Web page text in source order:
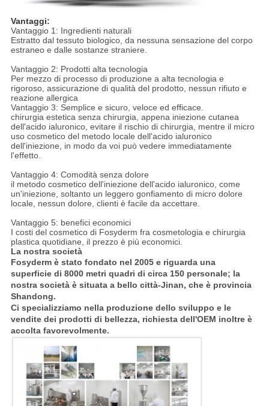
Vantaggi:
Vantaggio 1: Ingredienti naturali
Estratto dal tessuto biologico, da nessuna sensazione del corpo
estraneo e dalle sostanze straniere.
Vantaggio 2: Prodotti alta tecnologia
Per mezzo di processo di produzione a alta tecnologia e
rigoroso, assicurazione di qualità del prodotto, nessun rifiuto e
reazione allergica
Vantaggio 3: Semplice e sicuro, veloce ed efficace.
chirurgia estetica senza chirurgia, appena iniezione cutanea
dell'acido ialuronico, evitare il rischio di chirurgia, mentre il micro
uso cosmetico del metodo locale dell'acido ialuronico
dell'iniezione, in modo da voi può vedere immediatamente
l'effetto.
Vantaggio 4: Comodità senza dolore
il metodo cosmetico dell'iniezione dell'acido ialuronico, come
un'iniezione, soltanto un leggero gonfiamento di micro dolore
locale, nessun dolore, clienti è facile da accettare.
Vantaggio 5: benefici economici
I costi del cosmetico di Fosyderm fra cosmetologia e chirurgia
plastica quotidiane, il prezzo è più economici.
La nostra società
Fosyderm è stato fondato nel 2005 e riguarda una
superficie di 8000 metri quadri di circa 150 personale; la
nostra società è situata a bello città-Jinan, che è provincia
Shandong.
Ci specializziamo nella produzione dello sviluppo e le
vendite dei prodotti di bellezza, richiesta dell'OEM inoltre è
accolta favorevolmente.